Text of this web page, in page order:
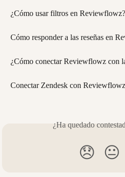
¿Cómo usar filtros en Reviewflowz?
Cómo responder a las reseñas en
¿Cómo conectar Reviewflowz con
Conectar Zendesk con Reviewflowz
¿Ha quedado
😞 😐